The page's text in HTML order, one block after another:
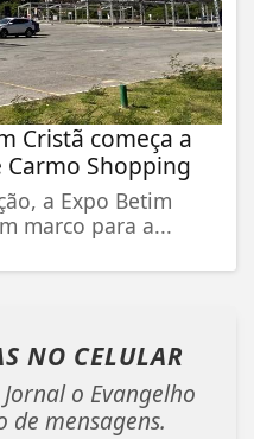
Cristã começa a
Shopping
a Expo Betim
marco para a...
NO CELULAR
o Evangelho
de mensagens.